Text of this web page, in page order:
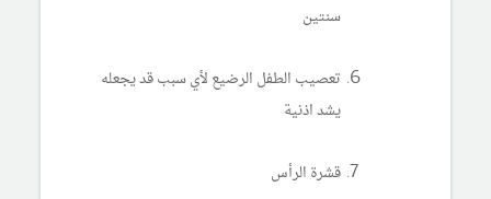
سنتين
تعصيب الطفل الرضيع لأي سبب قد يجعله
يشد اذنية
قشرة الرأس